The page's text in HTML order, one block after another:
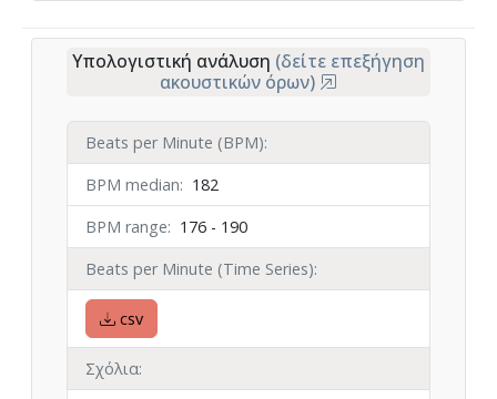
Υπολογιστική ανάλυση (δείτε επεξήγηση
ακουστικών όρων)
Beats per Minute (BPM)
BPM median
182
BPM range
176 - 190
Beats per Minute (Time Series)
csv
Σχόλια